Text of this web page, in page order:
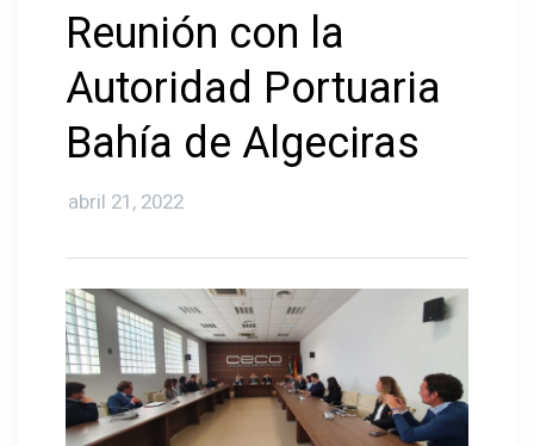
Reunión con la
Autoridad Portuaria
Bahía de Algeciras
abril 21, 2022